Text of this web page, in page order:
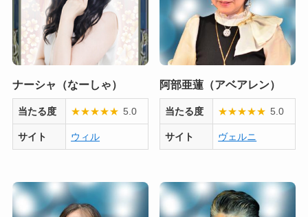
ナーシャ（なーしゃ）
当たる度 ★★★★★ 5.0
サイト ウィル
阿部亜蓮（アベアレン）
当たる度 ★★★★★ 5.0
サイト ヴェルニ